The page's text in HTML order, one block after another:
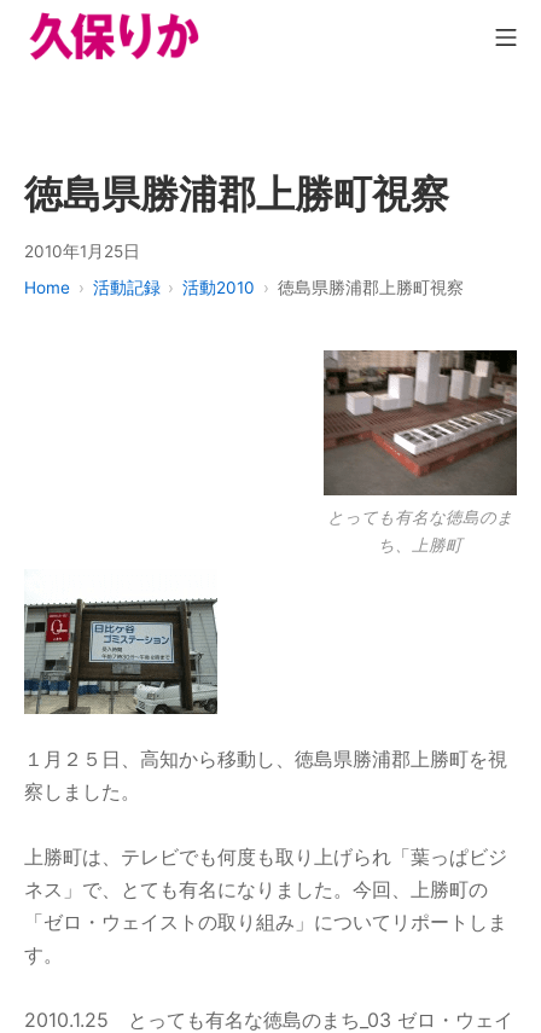
徳島県勝浦郡上勝町視察
2010年1月25日
Home
活動記録 活動2010 徳島県勝浦郡上勝町視察
とっても有名な徳島のま
ち、上勝町
１月２５日、高知から移動し、徳島県勝浦郡上勝町を視
察しました。
上勝町は、テレビでも何度も取り上げられ「葉っぱビジ
ネス」で、とても有名になりました。今回、上勝町の
「ゼロ・ウェイストの取り組み」についてリポートしま
す。
2010.1.25 とっても有名な徳島のまち_03 ゼロ・ウェイ